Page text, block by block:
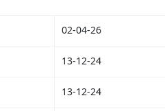
02-04-26
13-12-24
13-12-24